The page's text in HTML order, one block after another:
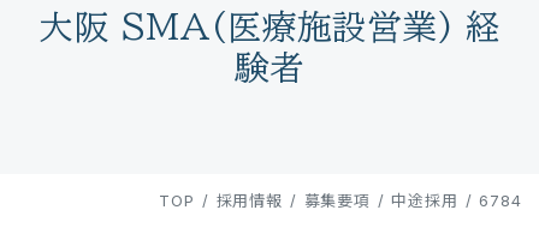
大阪 SMA(医療施設営業) 経
験者
TOP / 採用情報 / 募集要項 / 中途採用 / 6784